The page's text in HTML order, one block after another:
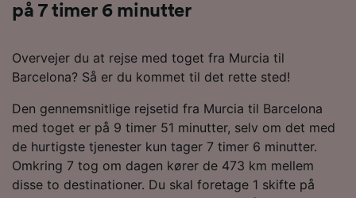
på 7 timer 6 minutter
Overvejer du at rejse med toget fra Murcia til
Barcelona? Så er du kommet til det rette sted!
Den gennemsnitlige rejsetid fra Murcia til Barcelona
med toget er på 9 timer 51 minutter, selv om det med
de hurtigste tjenester kun tager 7 timer 6 minutter.
Omkring 7 tog om dagen kører de 473 km mellem
disse to destinationer. Du skal foretage 1 skifte på